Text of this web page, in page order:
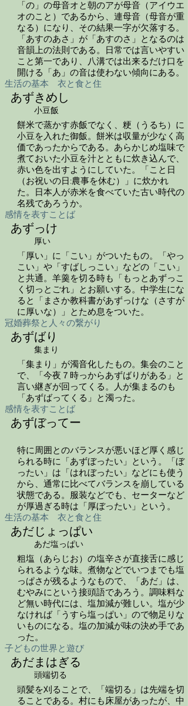
「の」の母音オと朝のアが母音（アイウエ
オのこと）であるから、連母音（母音が重
なる）になり、その結果一字が欠落する。
「あすのあさ」が「あすのさ」となるのは
音韻上の法則である。日常では言いやすい
こと第一であり、八溝では出来るだけ口を
開ける「あ」の音は使わない傾向にある。
生活の基本 衣と食と住
あずきめし
小豆飯
餅米で蒸かす赤飯でなく、粳（うるち）に
小豆を入れた御飯。餅米は収量が少なく高
価であったからである。あらかじめ塩味で
煮ておいた小豆を汁とともに炊き込んで、
赤い色を出すようにしていた。「こと日
（お祝いの日:農事を休む）」に炊かれ
た。日本人が赤米を食べていた古い時代の
名残であろうか。
感情を表すことば
あずっけ
厚い
「厚い」に「こい」がついたもの。「やっ
こい」や「すばしっこい」などの「こい」
と共通。羊羹を切る時も「もっとあずっこ
く切っとごれ」とお願いする。中学生にな
ると「まさか教科書があずっけな（さすが
に厚いな）」とため息をついた。
冠婚葬祭と人々の繋がり
あずばり
集まり
「集まり」が濁音化したもの。集会のこと
で、「今夜７時っからあずばりがある」と
言い継ぎが回ってくる。人が集まるのも
「あずばってくる」と濁った。
感情を表すことば
あずぼってー
特に周囲とのバランスが悪いほど厚く感じ
られる時に「あずぼったい」という。「ぼ
ったい」は「はれぼったい」などにも使う
から、通常に比べてバランスを崩している
状態である。服装などでも、セーターなど
が厚過ぎる時は「厚ぼったい」という。
生活の基本 衣と食と住
あだじょっぱい
あだ塩っぱい
粗塩（あらじお）の塩辛さが直接舌に感じ
られるような味。煮物などでいつまでも塩
っぱさが残るようなもので、「あだ」は、
むやみにという接頭語であろう。調味料な
ど無い時代には、塩加減が難しい。塩が少
なければ「うすら塩っぱい」ので物足りな
いものになる。塩の加減が味の決め手であ
った。
子どもの世界と遊び
あだまはぎる
頭端切る
頭髪を刈ることで、「端切る」は先端を切
ることである。村にも床屋があったが、中